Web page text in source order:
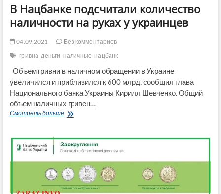
В Нацбанке подсчитали количество
наличности на руках у украинцев
04.09.2021
Без комментариев
гривна деньги наличные нацбанк
Объем гривни в наличном обращении в Украине
увеличился и приблизился к 600 млрд, сообщил глава
Национального банка Украины Кирилл Шевченко. Общий
объем наличных гривен…
Смотреть большеВ
количество
наличности
руках
у
украинцев